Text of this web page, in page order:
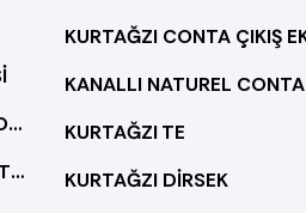
OTOMATİK TEKLİ HORTUM TOPLAMA MAKİNESİ
OTOMATİK ÇİFTLİ TEKLİ HORTUM TOPLAMA MAKİNESİ
KANALLI NATUREL CONTA
KURTAĞZI TE
KURTAĞZI DİRSEK